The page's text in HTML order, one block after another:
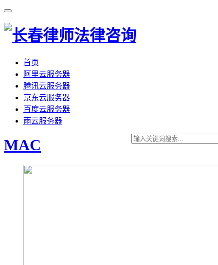
首页
阿里云服务器
腾讯云服务器
京东云服务器
百度云服务器
雨云服务器
MAC